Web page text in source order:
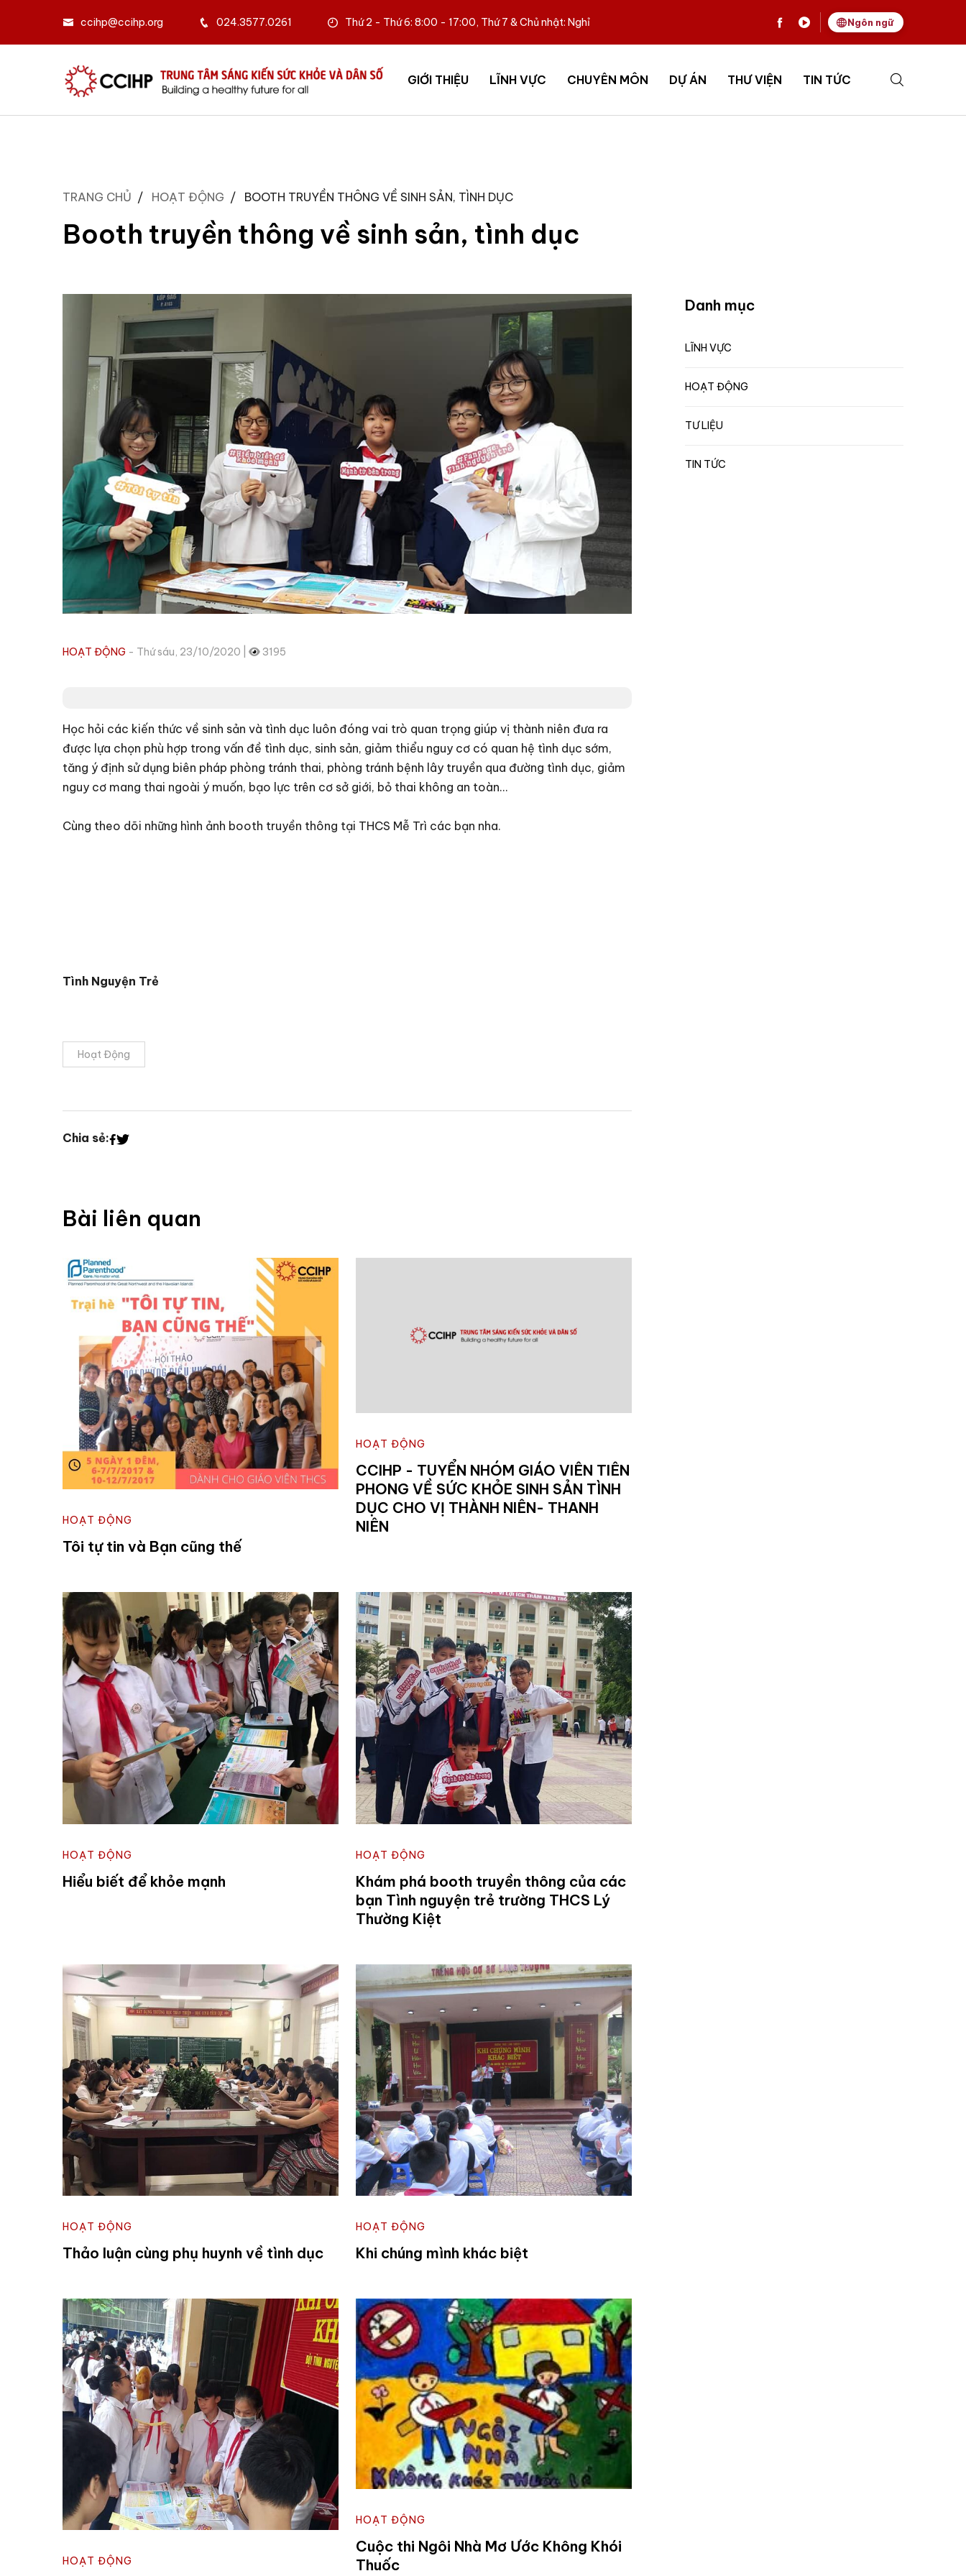
ccihp@ccihp.org 024.3577.0261 Thứ 2 - Thứ 6: 8:00 - 17:00, Thứ 7 & Chủ nhật: Nghỉ Ngôn ngữ
GIỚI THIỆU LĨNH VỰC CHUYÊN MÔN DỰ ÁN THƯ VIỆN TIN TỨC
TRANG CHỦ HOẠT ĐỘNG BOOTH TRUYỀN THÔNG VỀ SINH SẢN, TÌNH DỤC
Booth truyền thông về sinh sản, tình dục
HOẠT ĐỘNG - Thứ sáu, 23/10/2020 | 3195
Học hỏi các kiến thức về sinh sản và tình dục luôn đóng vai trò quan trọng giúp vị thành niên đưa ra
được lựa chọn phù hợp trong vấn đề tình dục, sinh sản, giảm thiểu nguy cơ có quan hệ tình dục sớm,
tăng ý định sử dụng biên pháp phòng tránh thai, phòng tránh bệnh lây truyền qua đường tình dục, giảm
nguy cơ mang thai ngoài ý muốn, bạo lực trên cơ sở giới, bỏ thai không an toàn...
Cùng theo dõi những hình ảnh booth truyền thông tại THCS Mễ Trì các bạn nha.
Tình Nguyện Trẻ
Hoạt Động
Chia sẻ:
Bài liên quan
HOẠT ĐỘNG
Tôi tự tin và Bạn cũng thế
HOẠT ĐỘNG
CCIHP - TUYỂN NHÓM GIÁO VIÊN TIÊN
PHONG VỀ SỨC KHỎE SINH SẢN TÌNH
DỤC CHO VỊ THÀNH NIÊN- THANH
NIÊN
HOẠT ĐỘNG
Hiểu biết để khỏe mạnh
HOẠT ĐỘNG
Khám phá booth truyền thông của các
bạn Tình nguyện trẻ trường THCS Lý
Thường Kiệt
HOẠT ĐỘNG
Thảo luận cùng phụ huynh về tình dục
HOẠT ĐỘNG
Khi chúng mình khác biệt
HOẠT ĐỘNG
HOẠT ĐỘNG
Cuộc thi Ngôi Nhà Mơ Ước Không Khói
Thuốc
Danh mục
LĨNH VỰC
HOẠT ĐỘNG
TƯ LIỆU
TIN TỨC